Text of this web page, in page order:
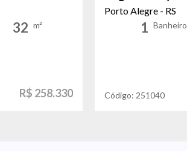
32 m²
R$ 258.330
Porto Alegre - RS
1 Banheiro
Código: 251040